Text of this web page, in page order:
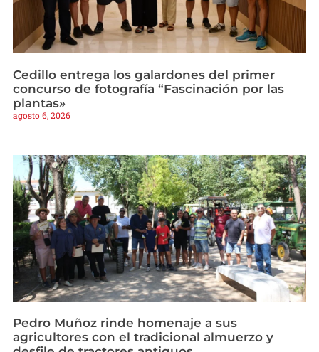
Cedillo entrega los galardones del primer
concurso de fotografía “Fascinación por las
plantas»
agosto 6, 2026
Pedro Muñoz rinde homenaje a sus
agricultores con el tradicional almuerzo y